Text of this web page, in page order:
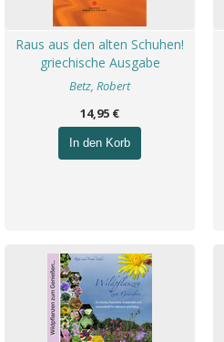
Raus aus den alten Schuhen!
griechische Ausgabe
Betz, Robert
14,95 €
In den Korb